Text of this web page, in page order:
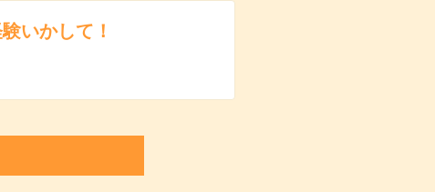
いかして！